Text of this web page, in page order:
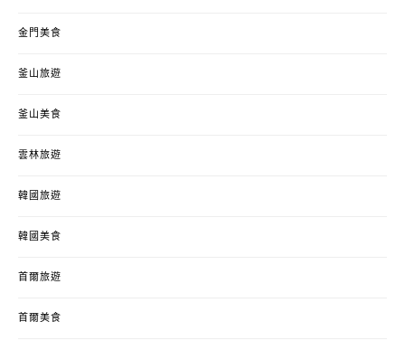
金門美食
釜山旅遊
釜山美食
雲林旅遊
韓國旅遊
韓國美食
首爾旅遊
首爾美食